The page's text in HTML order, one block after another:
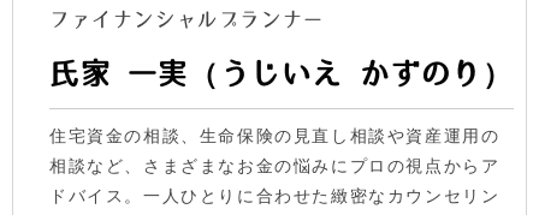
ファイナンシャルプランナー
氏家 一実（うじいえ かずのり）
住宅資金の相談、生命保険の見直し相談や資産運用の
相談など、さまざまなお金の悩みにプロの視点からア
ドバイス。一人ひとりに合わせた緻密なカウンセリン